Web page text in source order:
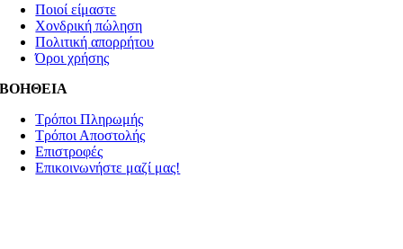
Ποιοί είμαστε
Χονδρική πώληση
Πολιτική απορρήτου
Όροι χρήσης
ΒΟΗΘΕΙΑ
Τρόποι Πληρωμής
Τρόποι Αποστολής
Επιστροφές
Επικοινωνήστε μαζί μας!